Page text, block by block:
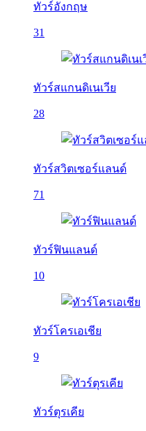
ทัวร์อังกฤษ
31
ทัวร์สแกนดิเนเวีย
28
ทัวร์สวิตเซอร์แลนด์
71
ทัวร์ฟินแลนด์
10
ทัวร์โครเอเชีย
9
ทัวร์ตุรเคีย